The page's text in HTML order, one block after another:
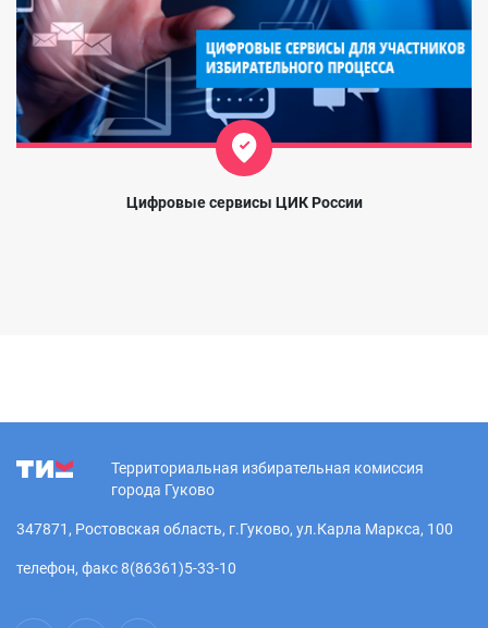
Цифровые сервисы ЦИК России
Территориальная избирательная комиссия
города Гуково
347871, Ростовская область, г.Гуково, ул.Карла Маркса, 100
телефон, факс 8(86361)5-33-10